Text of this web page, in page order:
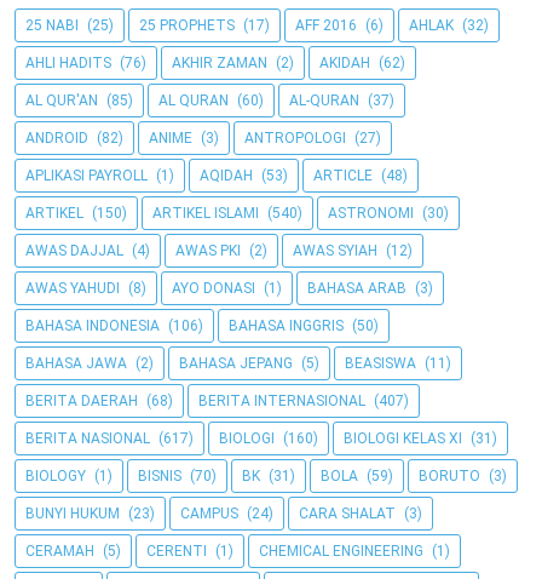
25 NABI (25) 25 PROPHETS (17) AFF 2016 (6) AHLAK (32)
AHLI HADITS (76) AKHIR ZAMAN (2) AKIDAH (62)
AL QUR'AN (85) AL QURAN (60) AL-QURAN (37)
ANDROID (82) ANIME (3) ANTROPOLOGI (27)
APLIKASI PAYROLL (1) AQIDAH (53) ARTICLE (48)
ARTIKEL (150) ARTIKEL ISLAMI (540) ASTRONOMI (30)
AWAS DAJJAL (4) AWAS PKI (2) AWAS SYIAH (12)
AWAS YAHUDI (8) AYO DONASI (1) BAHASA ARAB (3)
BAHASA INDONESIA (106) BAHASA INGGRIS (50)
BAHASA JAWA (2) BAHASA JEPANG (5) BEASISWA (11)
BERITA DAERAH (68) BERITA INTERNASIONAL (407)
BERITA NASIONAL (617) BIOLOGI (160) BIOLOGI KELAS XI (31)
BIOLOGY (1) BISNIS (70) BK (31) BOLA (59) BORUTO (3)
BUNYI HUKUM (23) CAMPUS (24) CARA SHALAT (3)
CERAMAH (5) CERENTI (1) CHEMICAL ENGINEERING (1)